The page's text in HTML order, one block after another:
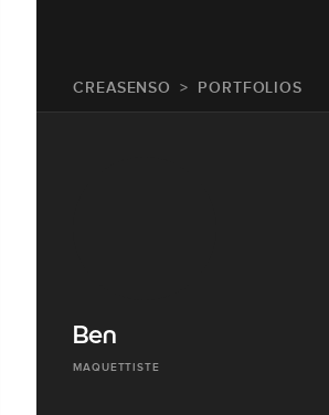
CREASENSO PORTFOLIOS
Ben
MAQUETTISTE